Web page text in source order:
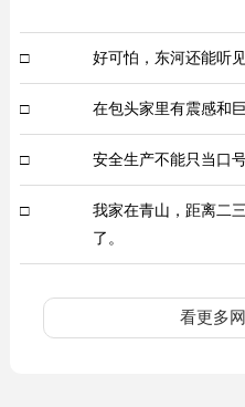
□ 好可怕，东河还能听见
□ 在包头家里有震感和
□ 安全生产不能只当口
□
我家在青山，距离二
了。
看更多